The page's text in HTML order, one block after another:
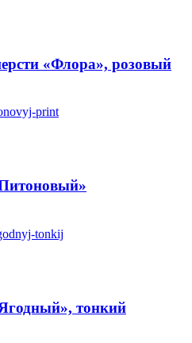
«Флора», розовый
тонкий